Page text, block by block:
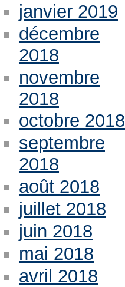
janvier 2019
décembre
2018
novembre
2018
octobre 2018
septembre
2018
août 2018
juillet 2018
juin 2018
mai 2018
avril 2018